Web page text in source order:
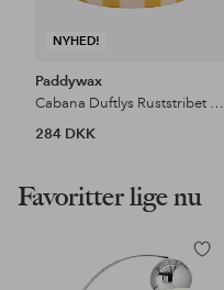
NYHED!
Paddywax
Cabana Duftlys Ruststribet keramik - Sienna Sunset i æske
284 DKK
Favoritter lige nu
Tilføj
til